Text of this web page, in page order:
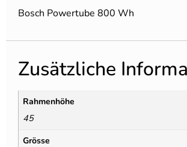
Bosch Powertube 800 Wh
Zusätzliche
Rahmenhöhe
45
Grösse